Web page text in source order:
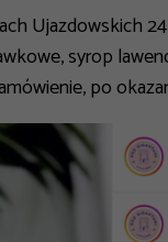
Ujazdowskich
syrop
po